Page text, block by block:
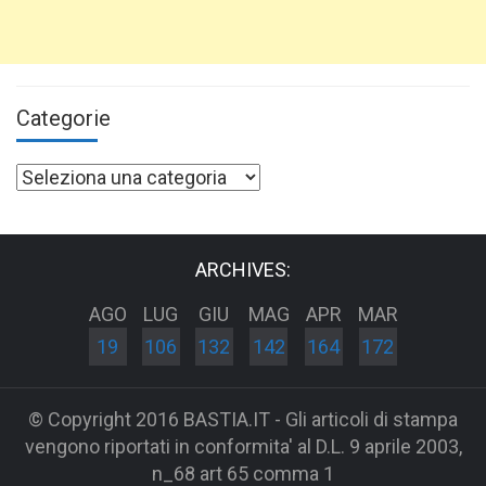
Categorie
Categorie
ARCHIVES:
AGO
19
LUG
106
GIU
132
MAG
142
APR
164
MAR
172
© Copyright 2016 BASTIA.IT - Gli articoli di stampa
vengono riportati in conformita' al D.L. 9 aprile 2003,
n_68 art 65 comma 1